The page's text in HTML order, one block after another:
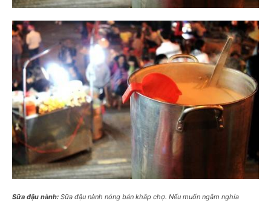
Sữa đậu nành: Sữa đậu nành nóng bán khắp chợ. Nếu muốn ngắm nghía